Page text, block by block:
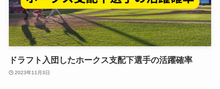
ドラフト入団したホークス支配下選手の活躍確率
2023年11月3日